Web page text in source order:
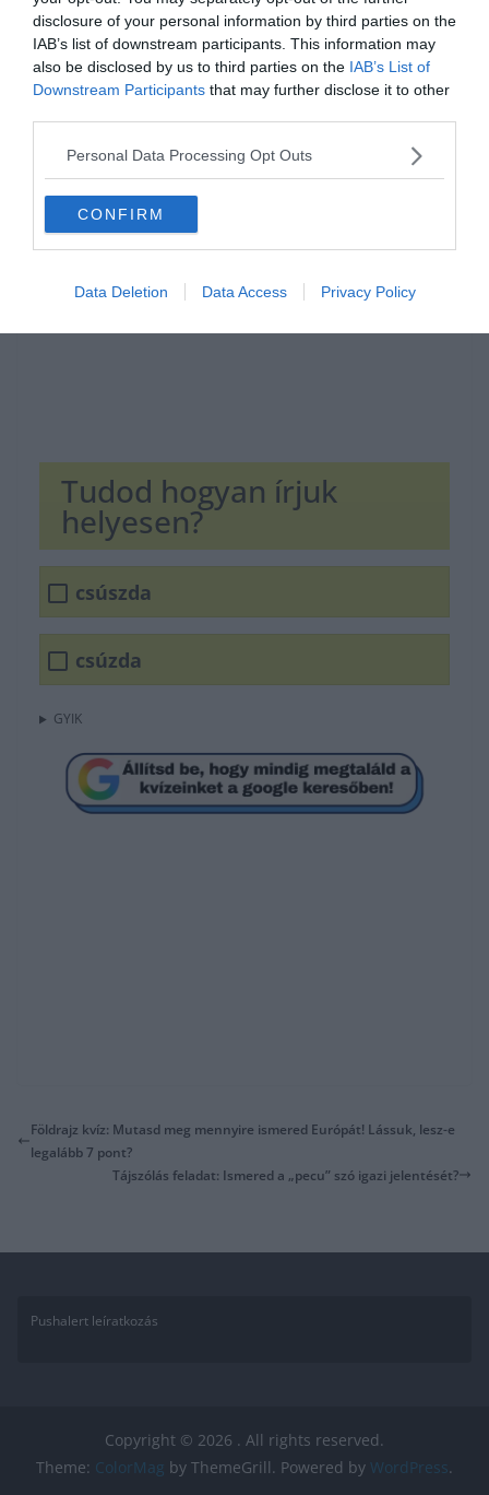
disclosure of your personal information by third parties on the
IAB’s list of downstream participants. This information may
also be disclosed by us to third parties on the IAB’s List of
Downstream Participants that may further disclose it to other
Personal Data Processing Opt Outs
CONFIRM
Data Deletion Data Access Privacy Policy
Hirdetés
Tudod hogyan írjuk
helyesen?
csúszda
csúzda
GYIK
Földrajz kvíz: Mutasd meg mennyire ismered Európát! Lássuk, lesz-e
legalább 7 pont?
Tájszólás feladat: Ismered a „pecu” szó igazi jelentését?
Pushalert leíratkozás
Copyright © 2026 . All rights reserved.
Theme: ColorMag by ThemeGrill. Powered by WordPress.